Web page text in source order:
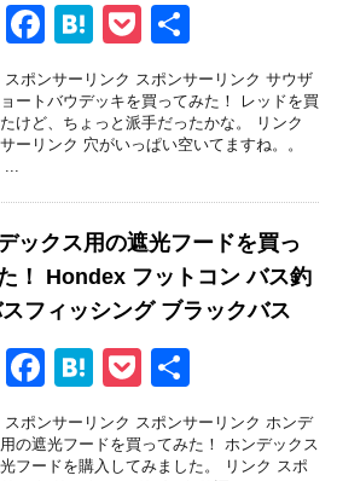
T
F
a
c
e
o
o
k
H
at
e
n
P
o
ck
et
有
スポンサーリンク スポンサーリンク サウザ
ートバウデッキを買ってみた！ レッドを買
けど、ちょっと派手だったかな。 リンク
ーリンク 穴がいっぱい空いてますね。。
...
ックス用の遮光フードを買っ
！ Hondex フットコン バス釣
スフィッシング ブラックバス
T
F
a
c
H
at
e
P
o
ck
有
スポンサーリンク スポンサーリンク ホンデ
の遮光フードを買ってみた！ ホンデックス
フードを購入してみました。 リンク スポ